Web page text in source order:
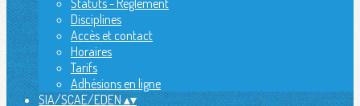
Statuts - Réglement
Disciplines
Accès et contact
Horaires
Tarifs
Adhésions en ligne
SIA/SCAE/EDEN▴▾